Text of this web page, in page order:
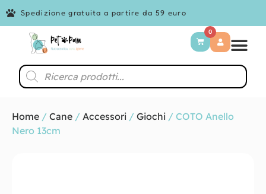
Spedizione gratuita a partire da 59 euro
0
Home / Cane / Accessori / Giochi / COTO Anello
Nero 13cm